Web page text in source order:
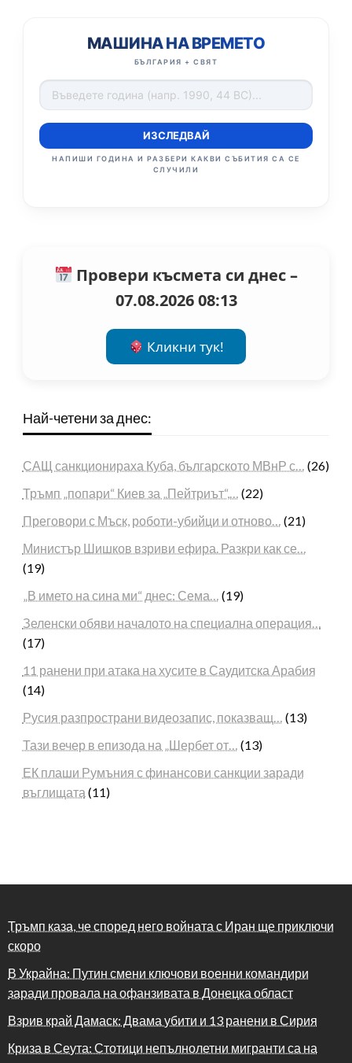
МАШИНА НА ВРЕМЕТО
БЪЛГАРИЯ + СВЯТ
ИЗСЛЕДВАЙ
НАПИШИ ГОДИНА И РАЗБЕРИ КАКВИ СЪБИТИЯ СА СЕ
СЛУЧИЛИ
Провери късмета си днес –
07.08.2026 08:13
Кликни тук!
Най-четени за днес:
САЩ санкционираха Куба, българското МВнР с… (26)
Тръмп „попари“ Киев за „Пейтриът“,… (22)
Преговори с Мъск, роботи-убийци и отново… (21)
Министър Шишков взриви ефира. Разкри как се…
(19)
„В името на сина ми“ днес: Сема… (19)
Зеленски обяви началото на специална операция…
(17)
11 ранени при атака на хусите в Саудитска Арабия
(14)
Русия разпространи видеозапис, показващ… (13)
Тази вечер в епизода на „Шербет от… (13)
ЕК плаши Румъния с финансови санкции заради
въглищата (11)
Тръмп каза, че според него войната с Иран ще приключи
скоро
В Украйна: Путин смени ключови военни командири
заради провала на офанзивата в Донецка област
Взрив край Дамаск: Двама убити и 13 ранени в Сирия
Криза в Сеута: Стотици непълнолетни мигранти са на